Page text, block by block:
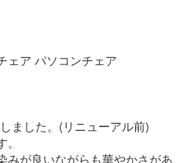
ェア パソコンチェア
ました。(リニューアル前)
みが良いながらも華やかさがあ